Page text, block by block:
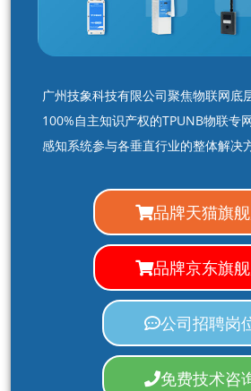
广州技象科技有限公司聚焦物联网底
100%自主知识产权的TPUNB物联专
感知系统参与各垂直行业的整体解决
品牌天猫旗
品牌京东旗
公司招聘岗
免费技术咨